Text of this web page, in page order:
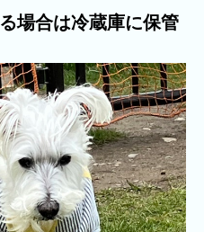
場合は冷蔵庫に保管